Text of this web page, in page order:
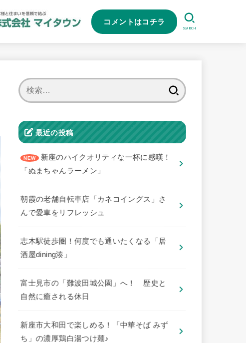
コメントはコチラ
SEARCH
最近の投稿
新座のハイクオリティな一杯に感嘆！
「ぬまちゃんラーメン」
朝霞の老舗自転車店「カネコイングス」さ
んで愛車をリフレッシュ
志木駅徒歩圏！何度でも通いたくなる「居
酒屋dining湊」
​富士見市の「難波田城公園」へ！ 歴史と
自然に癒される休日
新座市大和田で楽しめる！「中華そば みず
ち」の濃厚鶏白湯つけ麺♪